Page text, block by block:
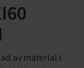
av material i